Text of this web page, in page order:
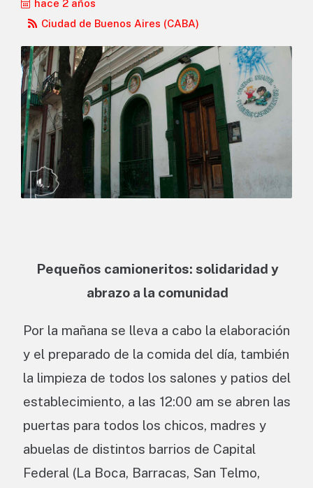
hace 2 años
Ciudad de Buenos Aires (CABA)
Pequeños camioneritos: solidaridad y
abrazo a la comunidad
Por la mañana se lleva a cabo la elaboración
y el preparado de la comida del día, también
la limpieza de todos los salones y patios del
establecimiento, a las 12:00 am se abren las
puertas para todos los chicos, madres y
abuelas de distintos barrios de Capital
Federal (La Boca, Barracas, San Telmo,